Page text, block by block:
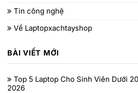
Tin công nghệ
Về Laptopxachtayshop
BÀI VIẾT MỚI
Top 5 Laptop Cho Sinh Viên Dưới
2026